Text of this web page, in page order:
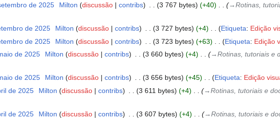
de 2025 Milton discussão contribs 3 767 bytes +40 →‎Rotinas,
de 2025 Milton discussão contribs 3 727 bytes +4 Etiqueta: Edição
de 2025 Milton discussão contribs 3 723 bytes +63 Etiqueta: Edição
de 2025 Milton discussão contribs 3 660 bytes +4 →‎Rotinas, tutoriais e
de 2025 Milton discussão contribs 3 656 bytes +45 Etiqueta: Edição
de 2025 Milton discussão contribs 3 611 bytes +4 →‎Rotinas, tutoriais e
de 2025 Milton discussão contribs 3 607 bytes +4 →‎Rotinas, tutoriais e